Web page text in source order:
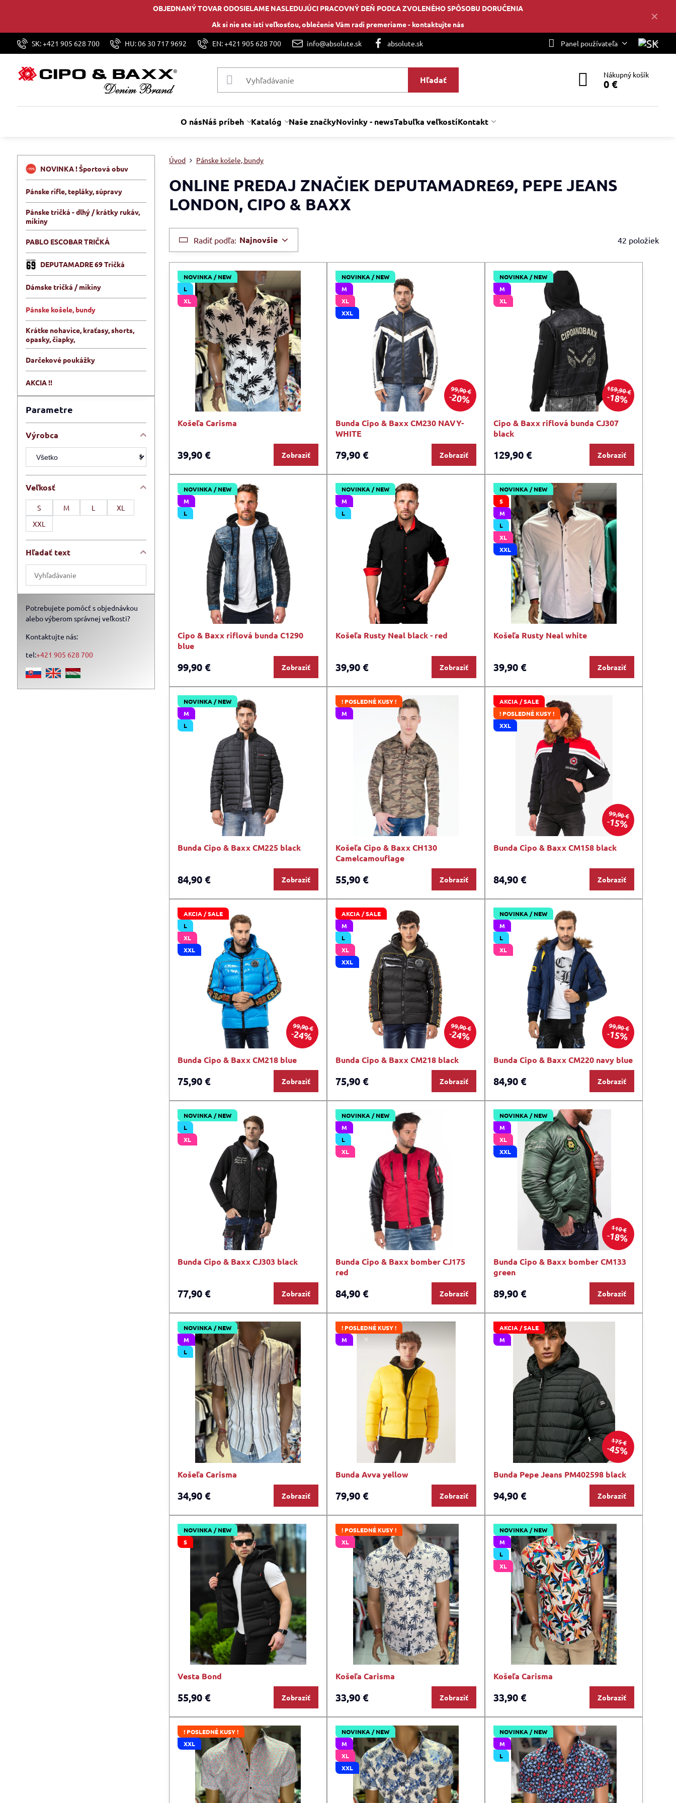
✕
OBJEDNANÝ TOVAR ODOSIELAME NASLEDUJÚCI PRACOVNÝ DEŇ PODĽA ZVOLENÉHO SPÔSOBU DORUČENIA
Ak si nie ste istí veľkosťou, oblečenie Vám radi premeriame - kontaktujte nás
SK: +421 905 628 700 HU: 06 30 717 9692 EN: +421 905 628 700 info@absolute.sk absolute.sk Panel používateľa
Hľadať Nákupný košík
0 €
O násNáš príbeh Katalóg Naše značkyNovinky - newsTabuľka veľkostíKontakt
Úvod Pánske košele, bundy
ONLINE PREDAJ ZNAČIEK DEPUTAMADRE69, PEPE JEANS
LONDON, CIPO & BAXX
Radiť podľa: Najnovšie 42 položiek
NOVINKA / NEW
L
XL
Košeľa Carisma
39,90 € Zobraziť
99,90 €
20%
NOVINKA / NEW
M
XL
XXL
Bunda Cipo & Baxx CM230 NAVY-
WHITE
79,90 € Zobraziť
159,90 €
18%
NOVINKA / NEW
M
XL
Cipo & Baxx riflová bunda CJ307
black
129,90 € Zobraziť
NOVINKA / NEW
M
L
Cipo & Baxx riflová bunda C1290
blue
99,90 € Zobraziť
NOVINKA / NEW
M
L
Košeľa Rusty Neal black - red
39,90 € Zobraziť
NOVINKA / NEW
S
M
L
XL
XXL
Košeľa Rusty Neal white
39,90 € Zobraziť
NOVINKA / NEW
M
L
Bunda Cipo & Baxx CM225 black
84,90 € Zobraziť
! POSLEDNÉ KUSY !
M
Košeľa Cipo & Baxx CH130
Camelcamouflage
55,90 € Zobraziť
99,90 €
15%
AKCIA / SALE
! POSLEDNÉ KUSY !
XXL
Bunda Cipo & Baxx CM158 black
84,90 € Zobraziť
99,90 €
24%
AKCIA / SALE
L
XL
XXL
Bunda Cipo & Baxx CM218 blue
75,90 € Zobraziť
99,90 €
24%
AKCIA / SALE
M
L
XL
XXL
Bunda Cipo & Baxx CM218 black
75,90 € Zobraziť
99,90 €
15%
NOVINKA / NEW
M
L
XL
Bunda Cipo & Baxx CM220 navy blue
84,90 € Zobraziť
NOVINKA / NEW
L
XL
Bunda Cipo & Baxx CJ303 black
77,90 € Zobraziť
NOVINKA / NEW
M
L
XL
Bunda Cipo & Baxx bomber CJ175
red
84,90 € Zobraziť
110 €
18%
NOVINKA / NEW
M
XL
XXL
Bunda Cipo & Baxx bomber CM133
green
89,90 € Zobraziť
NOVINKA / NEW
M
L
Košeľa Carisma
34,90 € Zobraziť
! POSLEDNÉ KUSY !
M
Bunda Avva yellow
79,90 € Zobraziť
175 €
45%
AKCIA / SALE
M
Bunda Pepe Jeans PM402598 black
94,90 € Zobraziť
NOVINKA / NEW
S
Vesta Bond
55,90 € Zobraziť
! POSLEDNÉ KUSY !
XL
Košeľa Carisma
33,90 € Zobraziť
NOVINKA / NEW
M
L
XL
Košeľa Carisma
33,90 € Zobraziť
! POSLEDNÉ KUSY !
XXL
NOVINKA / NEW
M
XL
XXL
NOVINKA / NEW
M
L
Parametre
Výrobca
Veľkosť
S M L
XL
XXL
Hľadať text
Prehľadať
výsledky
filtra
fulltextom
Potrebujete pomôcť s objednávkou
alebo výberom správnej veľkosti?
Kontaktujte nás:
tel:+421 905 628 700
NOVINKA ! Športová obuv
Pánske rifle, tepláky, súpravy
Pánske tričká - dlhý / krátky rukáv,
mikiny
PABLO ESCOBAR TRIČKÁ
DEPUTAMADRE 69 Tričká
Dámske tričká / mikiny
Pánske košele, bundy
Krátke nohavice, kraťasy, shorts,
opasky, čiapky,
Darčekové poukážky
AKCIA !!